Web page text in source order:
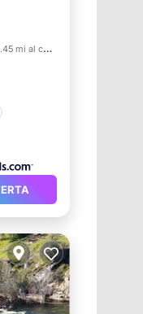
mi al centro